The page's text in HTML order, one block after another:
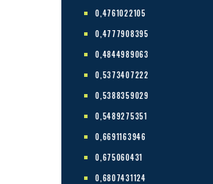
0,4761022105
0,4777908395
0,4844989063
0,5373407222
0,5388359029
0,5489275351
0,6691163946
0,675060431
0,6807431124